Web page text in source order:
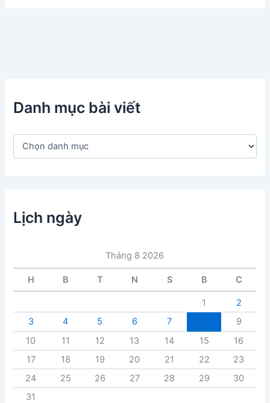
Danh mục bài viết
D
c
b
i
Lịch ngày
Tháng 8 2026
H B T N S B C
1
2
3
4 5 6 7
9
10
11 12 13 14 15
16
17
18 19 20 21 22
23
24
25 26 27 28 29
30
31